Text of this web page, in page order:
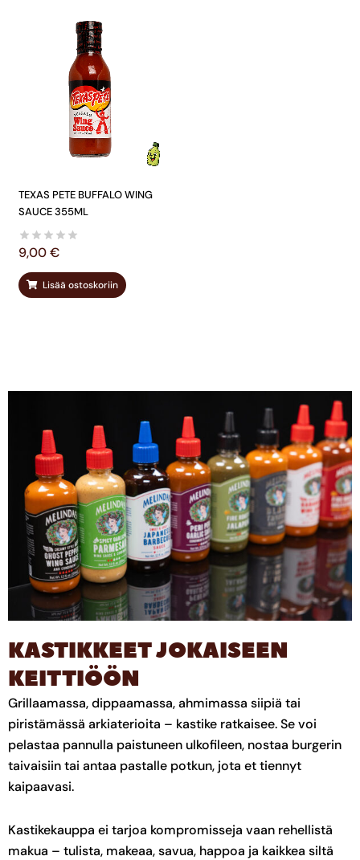
TEXAS PETE BUFFALO WING
SAUCE 355ML
9,00€
Lisää ostoskoriin
KASTIKKEET JOKAISEEN
KEITTIÖÖN
Grillaamassa, dippaamassa, ahmimassa siipiä tai
piristämässä arkiaterioita – kastike ratkaisee. Se voi
pelastaa pannulla paistuneen ulkofileen, nostaa burgerin
taivaisiin tai antaa pastalle potkun, jota et tiennyt
kaipaavasi.
Kastikekauppa ei tarjoa kompromisseja vaan rehellistä
makua – tulista, makeaa, savua, happoa ja kaikkea siltä